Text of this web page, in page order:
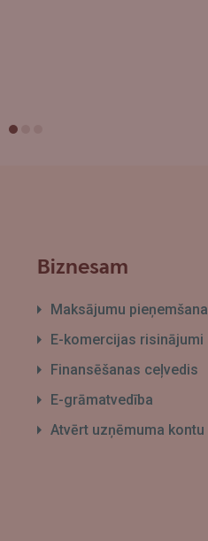
Biznesam
Maksājumu pieņemšana
E-komercijas risinājumi
Finansēšanas ceļvedis
E-grāmatvedība
Atvērt uzņēmuma kontu